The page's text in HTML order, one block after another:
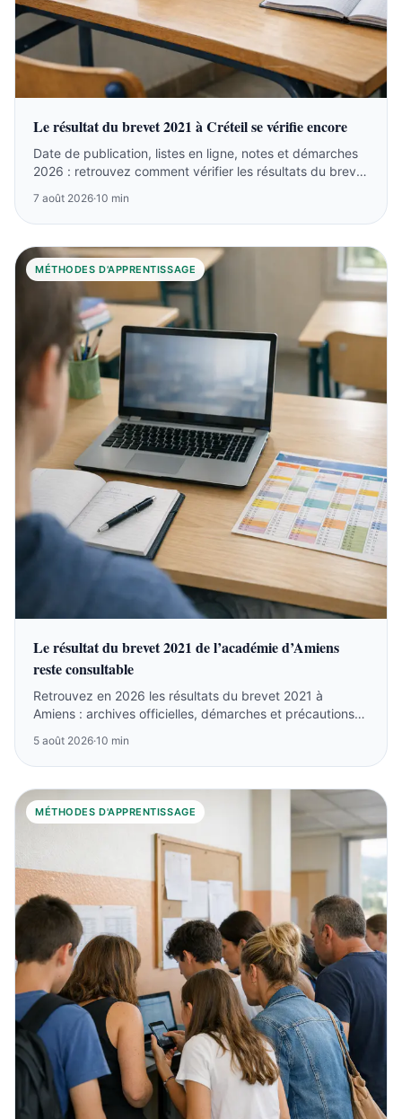
Le résultat du brevet 2021 à Créteil se vérifie encore
Date de publication, listes en ligne, notes et démarches
2026 : retrouvez comment vérifier les résultats du brevet
7 août 2026·10 min
MÉTHODES D'APPRENTISSAGE
Le résultat du brevet 2021 de l’académie d’Amiens
reste consultable
Retrouvez en 2026 les résultats du brevet 2021 à
Amiens : archives officielles, démarches et précautions
5 août 2026·10 min
MÉTHODES D'APPRENTISSAGE